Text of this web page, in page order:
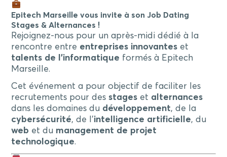
Epitech Marseille vous invite à son Job Dating
Stages & Alternances !
Rejoignez-nous pour un après-midi dédié à la
rencontre entre entreprises innovantes et
talents de l’informatique formés à Epitech
Marseille.
Cet événement a pour objectif de faciliter les
recrutements pour desstages et alternances
dans les domaines du développement, de la
cybersécurité, de l’intelligence artificielle, du
web et du management de projet
technologique.